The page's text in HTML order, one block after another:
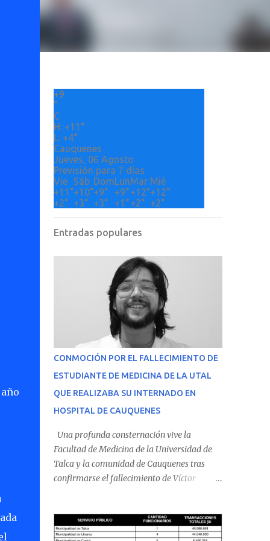
+9
°
C
H: +11°
L: +4°
Cauquenes
Jueves, 06 Agosto
Previsión para 7 días
Vie
Sáb DomLunMar Mié
+11°+10°+9° +9°+12°+12°
+2° +3° +3° +1°+2° +2°
Entradas populares
CONMOCIÓN POR EL FALLECIMIENTO DE
ESTUDIANTE DE MEDICINA DE LA UTAL
QUE REALIZABA SU INTERNADO EN
HOSPITAL DE CAUQUENES
Una profunda consternación vive la
Facultad de Medicina de la Universidad de
Talca y la comunidad de Cauquenes tras
confirmarse el fallecimiento de Víctor
Cauquenes. De acuerdo con los antecedentes
conocidos, el joven se presentó a cumplir su